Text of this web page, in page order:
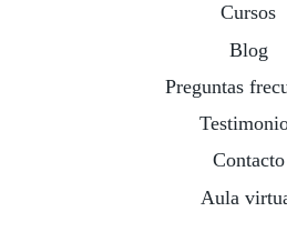
Cursos
Blog
Preguntas
Contacto
Aula